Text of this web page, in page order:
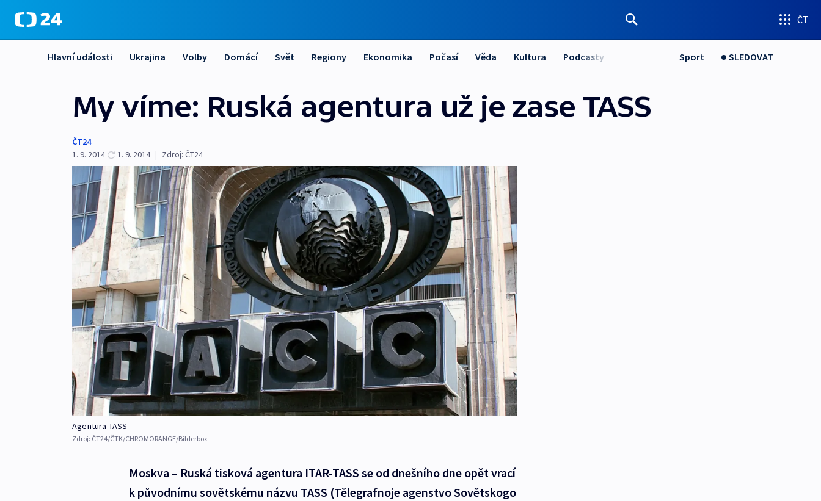
ČT
Hlavní události Ukrajina Volby Domácí Svět Regiony Ekonomika Počasí Věda Kultura Podcasty Sport SLEDOVAT
My víme: Ruská agentura už je zase TASS
ČT24
1. 9. 2014
1. 9. 2014 | Zdroj: ČT24
Agentura TASS
Zdroj: ČT24/ČTK/CHROMORANGE/Bilderbox
Moskva – Ruská tisková agentura ITAR-TASS se od dnešního dne opět vrací
k původnímu sovětskému názvu TASS (Tělegrafnoje agenstvo Sovětskogo